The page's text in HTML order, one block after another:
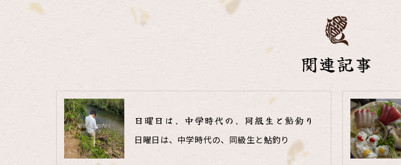
関連記事
日曜日は、中学時代の、同級生と鮎釣り
日曜日は、中学時代の、同級生と鮎釣り